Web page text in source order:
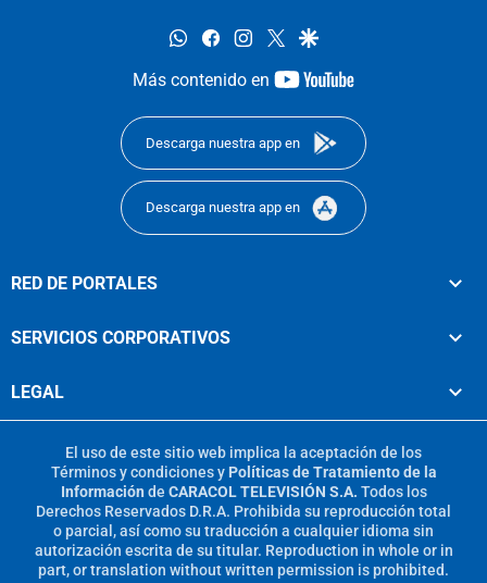
whatsappfacebookinstagram
twittergoogle
Más contenido en
youtube-
Descarga nuestra app en
Descarga nuestra app en
RED DE PORTALES
SERVICIOS CORPORATIVOS
LEGAL
El uso de este sitio web implica la aceptación de los
Términos y condicionesy Políticas de Tratamiento de la
Información de CARACOL TELEVISIÓN S.A. Todos los
Derechos Reservados D.R.A. Prohibida su reproducción total
o parcial, así como su traducción a cualquier idioma sin
autorización escrita de su titular. Reproduction in whole or in
part, or translation without written permission is prohibited.